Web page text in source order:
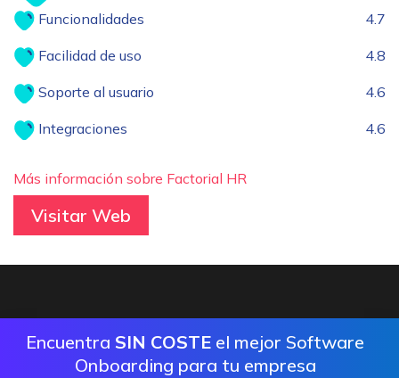
Funcionalidades
4.7
Facilidad de uso 4.8
Soporte al usuario 4.6
Integraciones 4.6
Más información sobre Factorial HR
Visitar Web
Encuentra SIN COSTE el mejor Software
Onboarding para tu empresa